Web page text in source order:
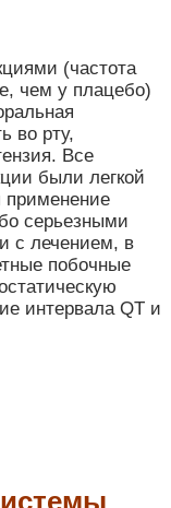
(частота
чем у плацебо)
во рту,
Все
были легкой
применение
серьезными
с лечением, в
побочные
интервала QT и